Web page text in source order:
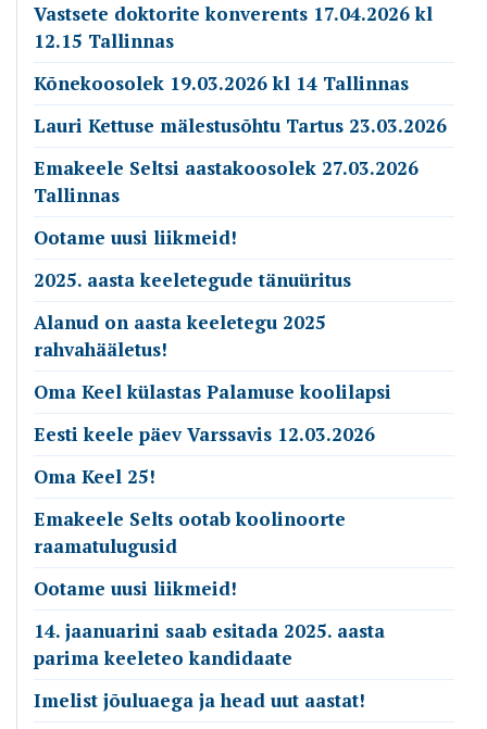
Vastsete doktorite konverents 17.04.2026 kl
12.15 Tallinnas
Kõnekoosolek 19.03.2026 kl 14 Tallinnas
Lauri Kettuse mälestusõhtu Tartus 23.03.2026
Emakeele Seltsi aastakoosolek 27.03.2026
Tallinnas
Ootame uusi liikmeid!
2025. aasta keeletegude tänuüritus
Alanud on aasta keeletegu 2025
rahvahääletus!
Oma Keel külastas Palamuse koolilapsi
Eesti keele päev Varssavis 12.03.2026
Oma Keel 25!
Emakeele Selts ootab koolinoorte
raamatulugusid
Ootame uusi liikmeid!
14. jaanuarini saab esitada 2025. aasta
parima keeleteo kandidaate
Imelist jõuluaega ja head uut aastat!